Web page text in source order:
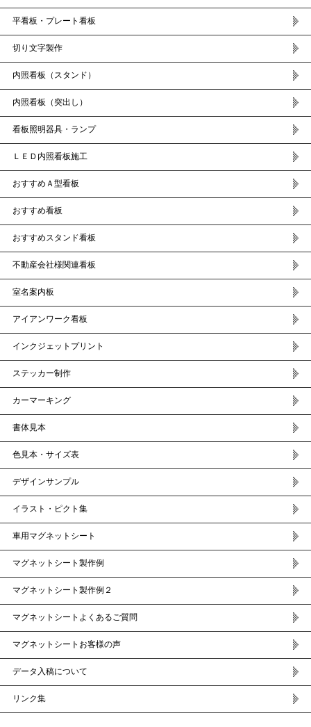
平看板・プレート看板
切り文字製作
内照看板（スタンド）
内照看板（突出し）
看板照明器具・ランプ
ＬＥＤ内照看板施工
おすすめＡ型看板
おすすめ看板
おすすめスタンド看板
不動産会社様関連看板
室名案内板
アイアンワーク看板
インクジェットプリント
ステッカー制作
カーマーキング
書体見本
色見本・サイズ表
デザインサンプル
イラスト・ピクト集
車用マグネットシート
マグネットシート製作例
マグネットシート製作例２
マグネットシートよくあるご質問
マグネットシートお客様の声
データ入稿について
リンク集